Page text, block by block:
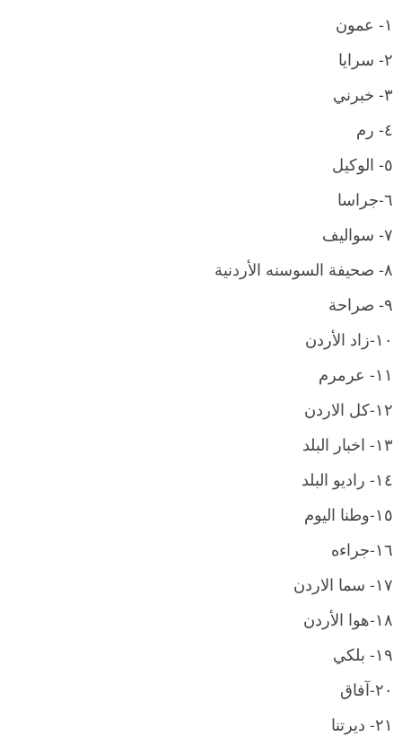
١- عمون
٢- سرايا
٣- خبرني
٤- رم
٥- الوكيل
٦-جراسا
٧- سواليف
٨- صحيفة السوسنه الأردنية
٩- صراحة
١٠-زاد الأردن
١١- عرمرم
١٢-كل الاردن
١٣- اخبار البلد
١٤- راديو البلد
١٥-وطنا اليوم
١٦-جراءه
١٧- سما الاردن
١٨-هوا الأردن
١٩- بلكي
٢٠-آفاق
٢١- ديرتنا